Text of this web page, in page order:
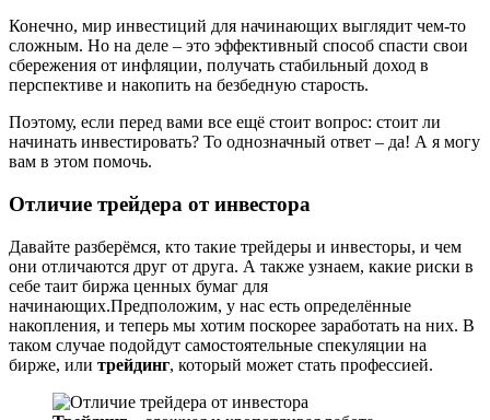
Конечно, мир инвестиций для начинающих выглядит чем-то
сложным. Но на деле – это эффективный способ спасти свои
сбережения от инфляции, получать стабильный доход в
перспективе и накопить на безбедную старость.
Поэтому, если перед вами все ещё стоит вопрос: стоит ли
начинать инвестировать? То однозначный ответ – да! А я могу
вам в этом помочь.
Отличие трейдера от инвестора
Давайте разберёмся, кто такие трейдеры и инвесторы, и чем
они отличаются друг от друга. А также узнаем, какие риски в
себе таит биржа ценных бумаг для
начинающих.Предположим, у нас есть определённые
накопления, и теперь мы хотим поскорее заработать на них. В
таком случае подойдут самостоятельные спекуляции на
бирже, или трейдинг, который может стать профессией.